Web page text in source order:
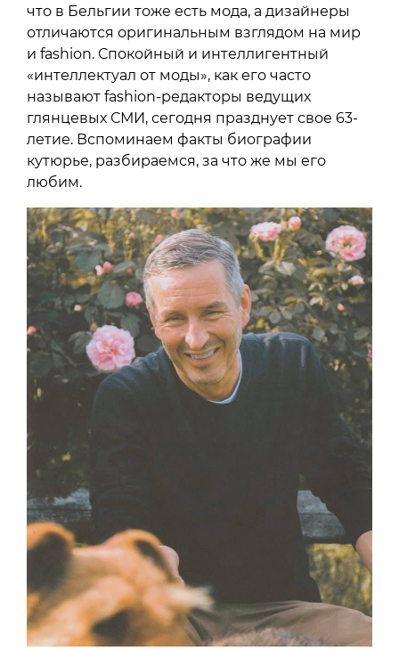
что в Бельгии тоже есть мода, а дизайнеры
отличаются оригинальным взглядом на мир
и fashion. Спокойный и интеллигентный
«интеллектуал от моды», как его часто
называют fashion-редакторы ведущих
глянцевых СМИ, сегодня празднует свое 63-
летие. Вспоминаем факты биографии
кутюрье, разбираемся, за что же мы его
любим.